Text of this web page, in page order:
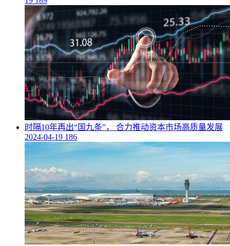
​时隔10年再出“国九条”， 合力推动资本市场高质量发展
2024-04-19 186